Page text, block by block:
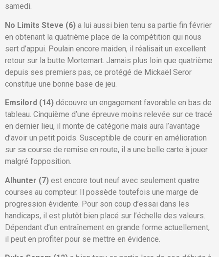
samedi.
No Limits Steve (6) a lui aussi bien tenu sa partie fin février
en obtenant la quatrième place de la compétition qui nous
sert d’appui. Poulain encore maiden, il réalisait un excellent
retour sur la butte Mortemart. Jamais plus loin que quatrième
depuis ses premiers pas, ce protégé de Mickaël Seror
constitue une bonne base de jeu.
Emsilord (14) découvre un engagement favorable en bas de
tableau. Cinquième d’une épreuve moins relevée sur ce tracé
en dernier lieu, il monte de catégorie mais aura l’avantage
d’avoir un petit poids. Susceptible de courir en amélioration
sur sa course de remise en route, il a une belle carte à jouer
malgré l’opposition.
Alhunter (7) est encore tout neuf avec seulement quatre
courses au compteur. Il possède toutefois une marge de
progression évidente. Pour son coup d’essai dans les
handicaps, il est plutôt bien placé sur l’échelle des valeurs.
Dépendant d’un entraînement en grande forme actuellement,
il peut en profiter pour se mettre en évidence.